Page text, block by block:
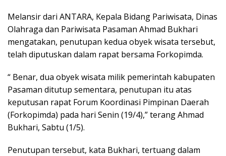
Melansir dari ANTARA, Kepala Bidang Pariwisata, Dinas
Olahraga dan Pariwisata Pasaman Ahmad Bukhari
mengatakan, penutupan kedua obyek wisata tersebut,
telah diputuskan dalam rapat bersama Forkopimda.
“ Benar, dua obyek wisata milik pemerintah kabupaten
Pasaman ditutup sementara, penutupan itu atas
keputusan rapat Forum Koordinasi Pimpinan Daerah
(Forkopimda) pada hari Senin (19/4),” terang Ahmad
Bukhari, Sabtu (1/5).
Penutupan tersebut, kata Bukhari, tertuang dalam